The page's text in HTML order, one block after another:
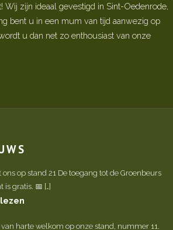
zijn ideaal gevestigd in Sint-Oedenrode,
bent u in een mum van tijd aanwezig op
u dan net zo enthousiast van onze
ons op stand 21 De toegang tot de Groenbeurs
is gratis. 📅 […]
harte welkom op onze stand, nummer 11.